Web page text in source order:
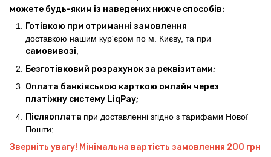
можете будь-яким із наведених нижче способів:
Готівкою при отриманні замовлення
доставкою нашим кур'єром по м. Києву, та при
самовивозі;
Безготівковий розрахунок за реквізитами;
Оплата банківською карткою онлайн через
платіжну систему LiqPay;
Післяоплата при доставленні згідно з тарифами Нової
Пошти;
Зверніть увагу! Мінімальна вартість замовлення 200 грн